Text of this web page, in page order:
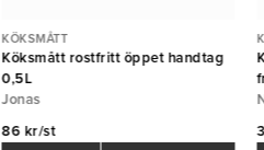
KÖKSMÅTT
Köksmått rostfritt öppet handtag
0,5L
Jonas
86 kr/st